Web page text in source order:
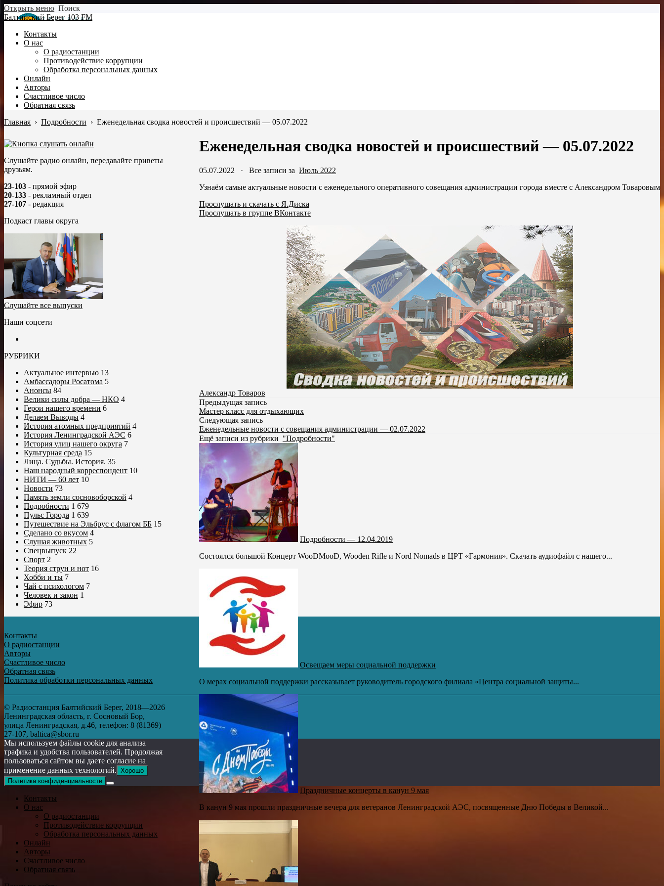
Открыть меню Поиск
Балтийский Берег 103 FM
Контакты
О нас
О радиостанции
Противодействие коррупции
Обработка персональных данных
Онлайн
Авторы
Счастливое число
Обратная связь
Главная › Подробности › Еженедельная сводка новостей и происшествий — 05.07.2022
Еженедельная сводка новостей и происшествий — 05.07.2022
05.07.2022 · Все записи за Июль 2022
Узнаём самые актуальные новости с еженедельного оперативного совещания администрации города вместе с Александром Товаровым
Прослушать и скачать с Я.Диска
Прослушать в группе ВКонтакте
Александр Товаров
Предыдущая запись
Мастер класс для отдыхающих
Следующая запись
Еженедельные новости с совещания администрации — 02.07.2022
Ещё записи из рубрики "Подробности"
Подробности — 12.04.2019
Состоялся большой Концерт WooDMooD, Wooden Rifle и Nord Nomads в ЦРТ «Гармония». Скачать аудиофайл с нашего...
Освещаем меры социальной поддержки
О мерах социальной поддержки рассказывает руководитель городского филиала «Центра социальной защиты...
Праздничные концерты в канун 9 мая
В канун 9 мая прошли праздничные вечера для ветеранов Ленинградской АЭС, посвященные Дню Победы в Великой...
Слушайте радио онлайн, передавайте приветы
друзьям.
23-103 - прямой эфир
20-133 - рекламный отдел
27-107 - редакция
Подкаст главы округа
Слушайте все выпуски
Наши соцсети
РУБРИКИ
Актуальное интервью 13
Амбассадоры Росатома 5
Анонсы 84
Велики силы добра — НКО 4
Герои нашего времени 6
Делаем Выводы 4
История атомных предприятий 4
История Ленинградской АЭС 6
История улиц нашего округа 7
Культурная среда 15
Лица. Судьбы. История. 35
Наш народный корреспондент 10
НИТИ — 60 лет 10
Новости 73
Память земли сосновоборской 4
Подробности 1 679
Пульс Города 1 639
Путешествие на Эльбрус с флагом ББ 15
Сделано со вкусом 4
Слушая животных 5
Спецвыпуск 22
Спорт 2
Теория струн и нот 16
Хобби и ты 7
Чай с психологом 7
Человек и закон 1
Эфир 73
Контакты
О радиостанции
Авторы
Счастливое число
Обратная связь
Политика обработки персональных данных
© Радиостанция Балтийский Берег, 2018—2026
Ленинградская область, г. Сосновый Бор,
улица Ленинградская, д.46, телефон: 8 (81369)
27-107, baltica@sbor.ru
Мы используем файлы cookie для анализа
трафика и удобства пользователей. Продолжая
пользоваться сайтом вы даете согласие на
применение данных технологий. Хорошо
Политика конфиденциальности
Контакты
О нас
О радиостанции
Противодействие коррупции
Обработка персональных данных
Онлайн
Авторы
Счастливое число
Обратная связь